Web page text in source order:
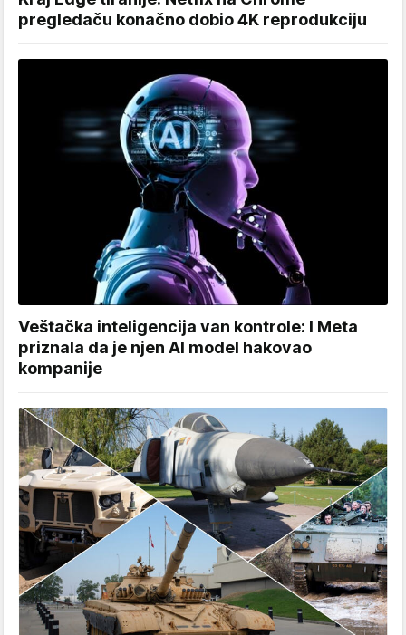
pregledaču konačno dobio 4K reprodukciju
Veštačka inteligencija van kontrole: I Meta
priznala da je njen AI model hakovao
kompanije